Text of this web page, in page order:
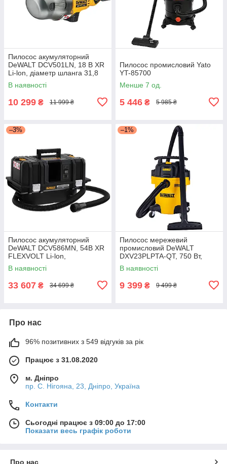
Пилосос акумуляторний
DeWALT DCV501LN, 18 B XR
Li-lon, діаметр шланга 31,8
мм, об'єм пилозбірника 0,7 л,
макс. потік повітря 21,7
В наявності
10 299 ₴ 11 999 ₴
Пилосос промисловий Yato
YT-85700
Менше 7 од.
5 446 ₴ 5 985 ₴
–3%
Пилосос акумуляторний
DeWALT DCV586MN, 54В XR
FLEXVOLT Li-lon,
безщітковий, довжина шланга
2.4 м, об'єм пилозбірника 11
В наявності
33 607 ₴ 34 699 ₴
–1%
Пилосос мережевий
промисловий DeWALT
DXV23PLPTA-QT, 750 Вт,
довжина шланга 2.1 м, об'єм
пилозбірника 23 л, для пилу
В наявності
9 399 ₴ 9 499 ₴
Про нас
96% позитивних з 549 відгуків за рік
Працює з 31.08.2020
м. Дніпро
пр. С. Нігояна, 23, Дніпро, Україна
Контакти
Сьогодні працює з 09:00 до 17:00
Показати весь графік роботи
Про нас